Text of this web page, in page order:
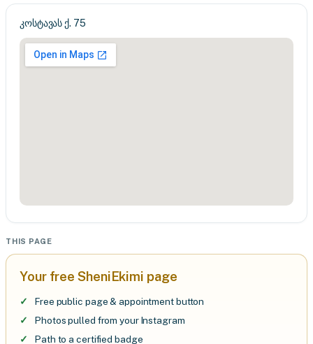
კოსტავას ქ. 75
THIS PAGE
Your free SheniEkimi page
Free public page & appointment button
Photos pulled from your Instagram
Path to a certified badge